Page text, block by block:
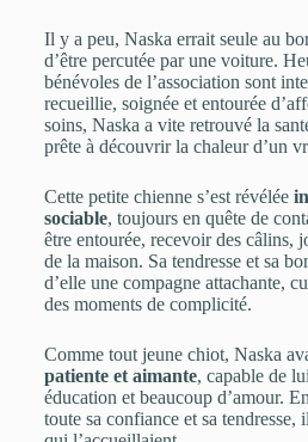
Il y a peu, Naska errait seule au
d’être percutée par une voiture.
bénévoles de l’association sont
recueillie, soignée et entourée
soins, Naska a vite retrouvé la
prête à découvrir la chaleur d’un
Cette petite chienne s’est révélée
sociable, toujours en quête de
être entourée, recevoir des câlins,
de la maison. Sa tendresse et sa
d’elle une compagne attachante,
des moments de complicité.
Comme tout jeune chiot, Naska
patiente et aimante, capable de
éducation et beaucoup d’amour.
toute sa confiance et sa